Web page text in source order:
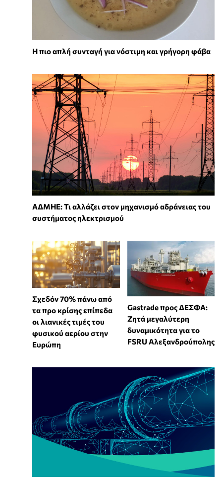
Η πιο απλή συνταγή για νόστιμη και γρήγορη φάβα
ΑΔΜΗΕ: Τι αλλάζει στον μηχανισμό αδράνειας του
συστήματος ηλεκτρισμού
Σχεδόν 70% πάνω από
τα προ κρίσης επίπεδα
οι λιανικές τιμές του
φυσικού αερίου στην
Ευρώπη
Gastrade προς ΔΕΣΦΑ:
Ζητά μεγαλύτερη
δυναμικότητα για το
FSRU Αλεξανδρούπολης